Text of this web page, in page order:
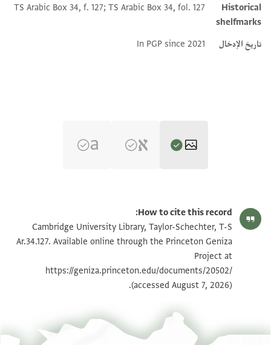
Historical
shelfmarks
TS Arabic Box 34, f. 127; TS Arabic Box 34, fol. 127
تاريخ الإدخال In PGP since 2021
T-S Ar.34.127 1v تكبير و تدوير
بيان أذونات الصورة
How to cite this record:
Cambridge University Library, Taylor-Schechter, T-S
Ar.34.127. Available online through the Princeton Geniza
Project at
https://geniza.princeton.edu/documents/20502/
(accessed August 7, 2026).